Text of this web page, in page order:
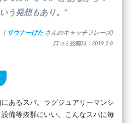
う発想もあり。”
( サウナーけた さんのキャッチフレーズ)
口コミ投稿日：2019.2.8
あるスパ。ラグジュアリーマンシ
備等抜群にいい。こんなスパに毎